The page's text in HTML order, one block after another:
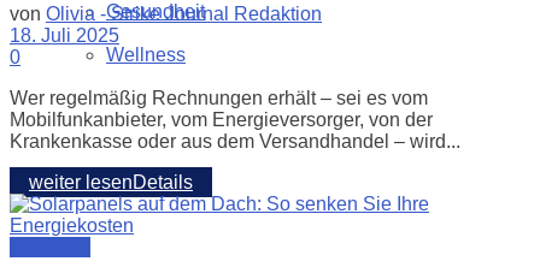
Gesundheit
Wellness
von Olivia - Strike Journal Redaktion
18. Juli 2025
0
Wer regelmäßig Rechnungen erhält – sei es vom
Mobilfunkanbieter, vom Energieversorger, von der
Krankenkasse oder aus dem Versandhandel – wird...
weiter lesenDetails